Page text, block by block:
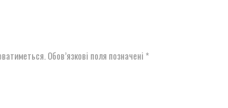
Обов’язкові поля позначені *